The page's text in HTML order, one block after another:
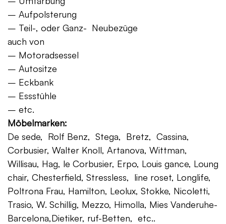
– Aufpolsterung
– Teil-, oder Ganz- Neubezüge
auch von
– Motoradsessel
– Autositze
– Eckbank
– Essstühle
– etc.
Möbelmarken:
De sede, Rolf Benz, Stega, Bretz, Cassina,
Corbusier, Walter Knoll, Artanova, Wittman,
Willisau, Hag, le Corbusier, Erpo, Louis gance, Loung
chair, Chesterfield, Stressless, line roset, Longlife,
Poltrona Frau, Hamilton, Leolux, Stokke, Nicoletti,
Trasio, W. Schillig, Mezzo, Himolla, Mies Vanderuhe-
Barcelona,Dietiker, ruf-Betten, etc..